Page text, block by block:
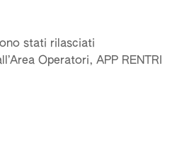
stati rilasciati
Operatori, APP RENTRI
del documento